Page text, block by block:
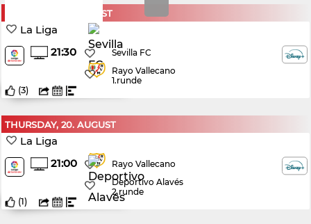
SATURDAY, 15. AUGUST
La Liga
21:30
Sevilla FC
Rayo Vallecano
1.runde
(3)
THURSDAY, 20. AUGUST
La Liga
21:00
Rayo Vallecano
Deportivo Alavés
2.runde
(1)